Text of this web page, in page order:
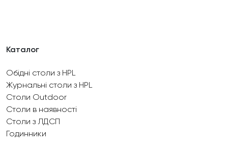
Каталог
Обідні столи з HPL
Журнальні столи з HPL
Столи Outdoor
Столи в наявності
Столи з ЛДСП
Годинники